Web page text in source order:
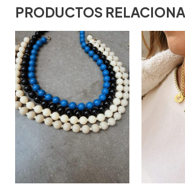
PRODUCTOS